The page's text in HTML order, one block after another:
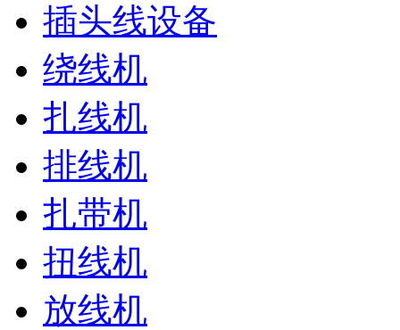
插头线设备
绕线机
扎线机
排线机
扎带机
扭线机
放线机